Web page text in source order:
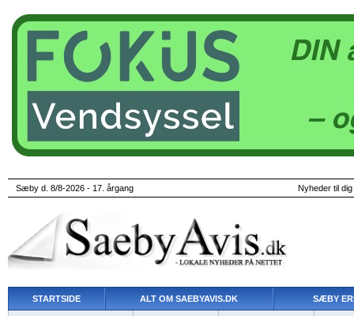
Sæby d. 8/8-2026 - 17. årgang Nyheder til
STARTSIDE ALT OM SAEBYAVIS.DK SÆBY